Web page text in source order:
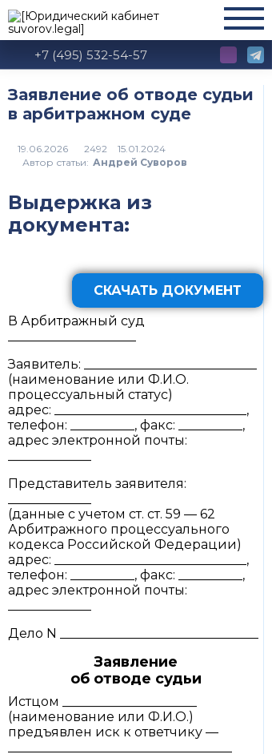
+7 (495) 532-54-57
Заявление об отводе судьи
в арбитражном суде
2492
Автор статьи: Андрей Суворов
Выдержка из
документа:
СКАЧАТЬ ДОКУМЕНТ
В Арбитражный суд
Заявитель: ___________________________
(наименование или Ф.И.О.
процессуальный статус)
адрес: ______________________________,
телефон: __________, факс: __________,
адрес электронной почты:
Представитель заявителя:
(данные с учетом ст. ст. 59 — 62
Арбитражного процессуального
кодекса Российской Федерации)
адрес: ______________________________,
телефон: __________, факс: __________,
адрес электронной почты:
Дело N _______________________________
Заявление
об отводе судьи
Истцом _____________________
(наименование или Ф.И.О.)
предъявлен иск к ответчику —